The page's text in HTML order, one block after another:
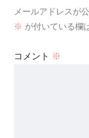
メールアドレスが
※ が付いている欄
コメント ※